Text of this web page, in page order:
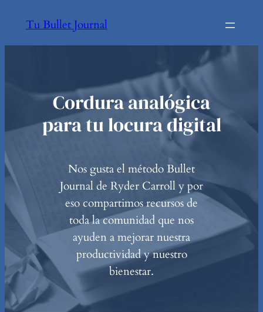
Tu Bullet Journal
Cordura analógica
para tu locura digital
Nos gusta el método Bullet
Journal de Ryder Carroll y por
eso compartimos recursos de
toda la comunidad que nos
ayuden a mejorar nuestra
productividad y nuestro
bienestar.